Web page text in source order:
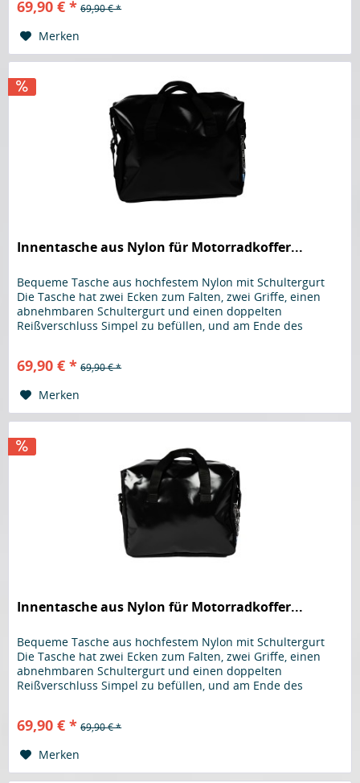
69,90 € * 69,90 € *
Merken
Innentasche aus Nylon für Motorradkoffer...
Bequeme Tasche aus hochfestem Nylon mit Schultergurt
Die Tasche hat zwei Ecken zum Falten, zwei Griffe, einen
abnehmbaren Schultergurt und einen doppelten
Reißverschluss Simpel zu befüllen, und am Ende des
69,90 € * 69,90 € *
Merken
Innentasche aus Nylon für Motorradkoffer...
Bequeme Tasche aus hochfestem Nylon mit Schultergurt
Die Tasche hat zwei Ecken zum Falten, zwei Griffe, einen
abnehmbaren Schultergurt und einen doppelten
Reißverschluss Simpel zu befüllen, und am Ende des
69,90 € * 69,90 € *
Merken